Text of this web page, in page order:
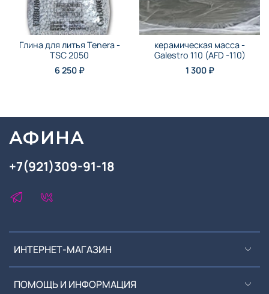
Глина для литья Tenera -
TSC 2050
6 250 ₽
керамическая масса -
Galestro 110 (AFD -110)
1 300 ₽
ИНТЕРНЕТ-МАГАЗИН
ПОМОЩЬ И ИНФОРМАЦИЯ
+7(921)309-91-18
АФИНА